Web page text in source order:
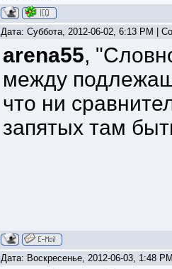
Дата: Суббота, 2012-06-02, 6:13 PM |
arena55,
между
что ни
запятых там
Дата: Воскресенье, 2012-06-03, 1:48